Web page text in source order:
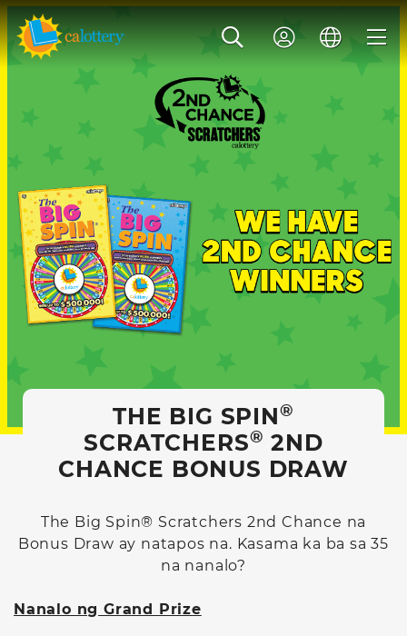
THE BIG SPIN®
SCRATCHERS® 2ND
CHANCE BONUS DRAW
The Big Spin® Scratchers 2nd Chance na
Bonus Draw ay natapos na. Kasama ka ba sa 35
na nanalo?
Nanalo ng Grand Prize